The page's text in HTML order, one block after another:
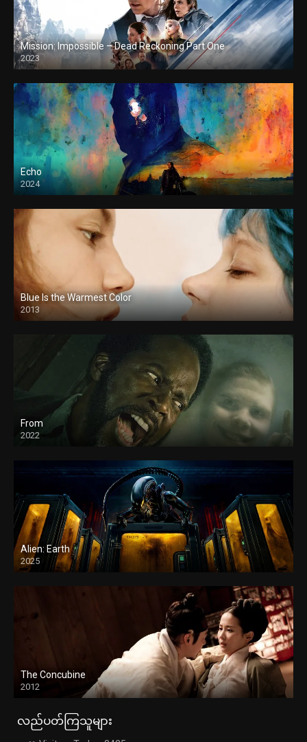
Mission: Impossible – Dead Reckoning Part One
2023
Echo
2024
Blue Is the Warmest Color
2013
From
2022
Alien: Earth
2025
The Concubine
2012
လည်ပတ်ကြသူများ